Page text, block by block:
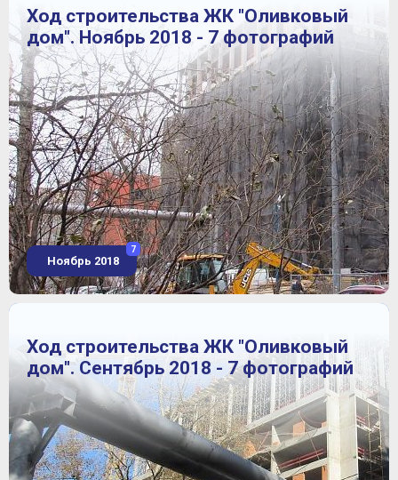
Ход строительства ЖК "Оливковый
дом". Ноябрь 2018 - 7 фотографий
Ноябрь 2018
7
Ход строительства ЖК "Оливковый
дом". Сентябрь 2018 - 7 фотографий